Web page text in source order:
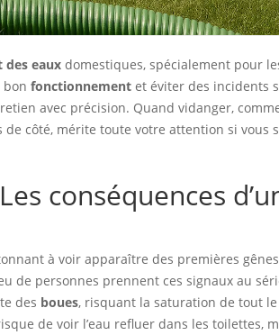
eaux domestiques, spécialement pour
bon fonctionnement et éviter des incidents
avec précision. Quand vidanger,
côté, mérite toute votre attention si vous
conséquences
à voir apparaître des premières
de personnes prennent ces signaux au
des boues, risquant la saturation de tout le
de voir l’eau refluer dans les toilettes,